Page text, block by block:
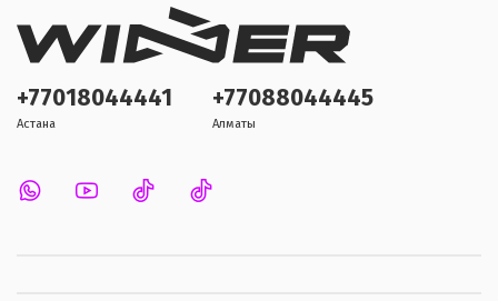
+77018044441
Астана
+77088044445
Алматы